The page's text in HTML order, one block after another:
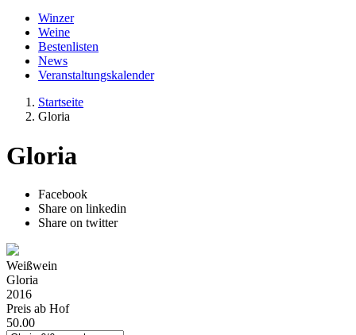
Winzer
Weine
Bestenlisten
News
Veranstaltungskalender
Startseite
Gloria
Gloria
Facebook
Share on linkedin
Share on twitter
Weißwein
Gloria
2016
Preis ab Hof
50.00